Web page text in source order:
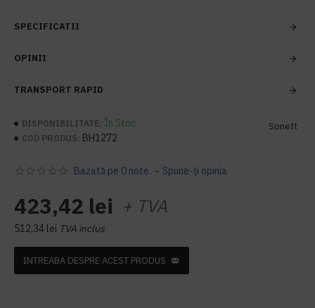
SPECIFICATII
OPINII
TRANSPORT RAPID
DISPONIBILITATE: În Stoc
COD PRODUS: BH1272
Sonett
Bazată pe 0 note. - Spune-ţi opinia
423,42 lei + TVA
512,34 lei TVA inclus
INTREABA DESPRE ACEST PRODUS